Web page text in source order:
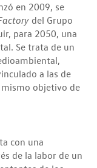
en 2009, se
del Grupo
para 2050, una
Se trata de un
a las de
objetivo de
con una
de la labor de un